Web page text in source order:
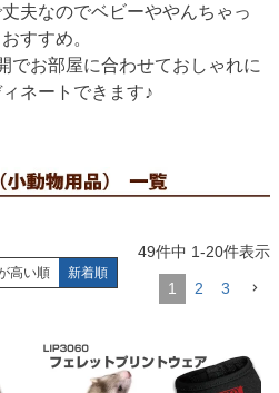
夫なのでベビーややんちゃっ
すすめ。
でお部屋に合わせておしゃれに
ネートできます♪
高い順 新着順
49件中 1-20件表示
1 2 3